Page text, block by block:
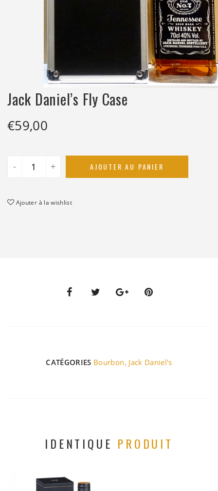
Jack Daniel’s Fly Case
€59,00
- + AJOUTER AU PANIER
Ajouter à la wishlist
CATÉGORIES Bourbon, Jack Daniel's
IDENTIQUE PRODUIT